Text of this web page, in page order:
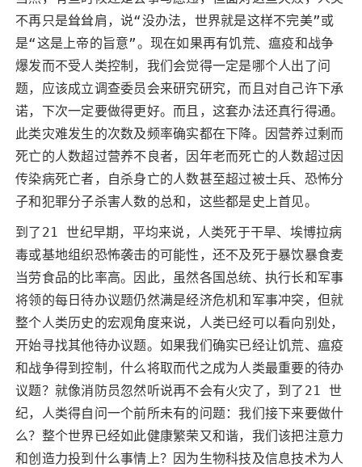
不再只是耸耸肩，说“没办法，世界就是这样不完美”或
是“这是上帝的旨意”。现在如果再有饥荒、瘟疫和战争
爆发而不受人类控制，我们会觉得一定是哪个人出了问
题，应该成立调查委员会来研究研究，而且对自己许下承
诺，下次一定要做得更好。而且，这套办法还真行得通。
此类灾难发生的次数及频率确实都在下降。因营养过剩而
死亡的人数超过营养不良者，因年老而死亡的人数超过因
传染病死亡者，自杀身亡的人数甚至超过被士兵、恐怖分
子和犯罪分子杀害人数的总和，这些都是史上首见。
到了21 世纪早期，平均来说，人类死于干旱、埃博拉病
毒或基地组织恐怖袭击的可能性，还不及死于暴饮暴食麦
当劳食品的比率高。因此，虽然各国总统、执行长和军事
将领的每日待办议题仍然满是经济危机和军事冲突，但就
整个人类历史的宏观角度来说，人类已经可以看向别处，
开始寻找其他待办议题。如果我们确实已经让饥荒、瘟疫
和战争得到控制，什么将取而代之成为人类最重要的待办
议题？就像消防员忽然听说再不会有火灾了，到了21 世
纪，人类得自问一个前所未有的问题：我们接下来要做什
么？整个世界已经如此健康繁荣又和谐，我们该把注意力
和创造力投到什么事情上？因为生物科技及信息技术为人